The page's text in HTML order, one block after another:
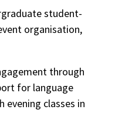
student-
organisation,
through
for language
classes in